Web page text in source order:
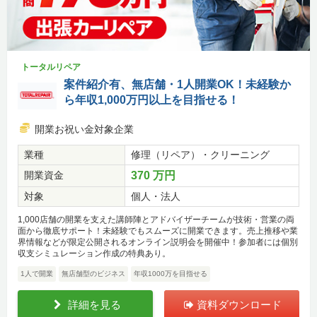
トータルリペア
案件紹介有、無店舗・1人開業OK！未経験か
ら年収1,000万円以上を目指せる！
開業お祝い金対象企業
業種
修理（リペア）・クリーニング
開業資金
370 万円
対象 個人・法人
1,000店舗の開業を支えた講師陣とアドバイザーチームが技術・営業の両
面から徹底サポート！未経験でもスムーズに開業できます。売上推移や業
界情報などが限定公開されるオンライン説明会を開催中！参加者には個別
収支シミュレーション作成の特典あり。
1人で開業 無店舗型のビジネス 年収1000万を目指せる
詳細を見る 資料ダウンロード